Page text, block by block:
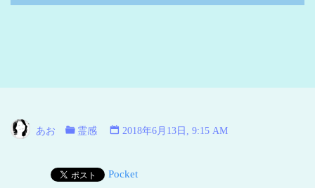
海
あお 霊感 2018年6月13日, 9:15 AM
Pocket